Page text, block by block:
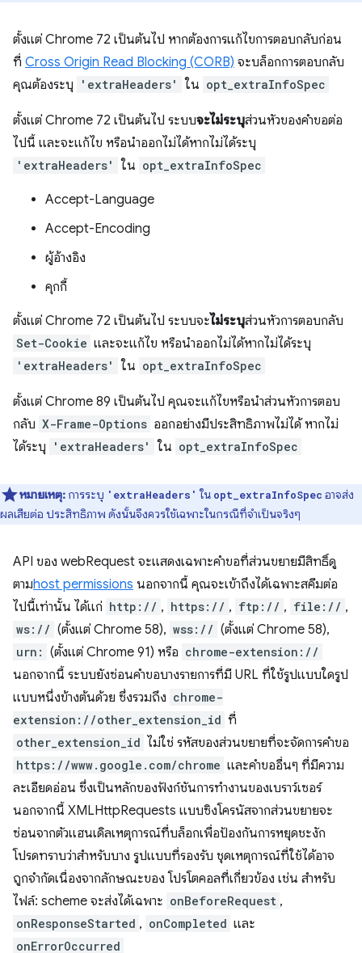
ตั้งแต่ Chrome 72 เป็นต้นไป หากต้องการแก้ไขการตอบกลับก่อน
ที่ Cross Origin Read Blocking (CORB) จะบล็อกการตอบกลับ
คุณต้องระบุ
'extraHeaders' ใน opt_extraInfoSpec
ตั้งแต่ Chrome 72 เป็นต้นไป ระบบจะไม่ระบุส่วนหัวของคำขอต่อ
ไปนี้ และจะแก้ไข หรือนำออกไม่ได้หากไม่ได้ระบุ
'extraHeaders' ใน opt_extraInfoSpec
Accept-Language
Accept-Encoding
ผู้อ้างอิง
คุกกี้
ตั้งแต่ Chrome 72 เป็นต้นไป ระบบจะไม่ระบุส่วนหัวการตอบกลับ
Set-Cookie และจะแก้ไข หรือนำออกไม่ได้หากไม่ได้ระบุ
'extraHeaders' ใน opt_extraInfoSpec
ตั้งแต่ Chrome 89 เป็นต้นไป คุณจะแก้ไขหรือนำส่วนหัวการตอบ
กลับ X-Frame-Options ออกอย่างมีประสิทธิภาพไม่ได้ หากไม่
ได้ระบุ
'extraHeaders' ใน opt_extraInfoSpec
หมายเหตุ: การระบุ 'extraHeaders' ใน opt_extraInfoSpec อาจส่ง
ผลเสียต่อ ประสิทธิภาพ ดังนั้นจึงควรใช้เฉพาะในกรณีที่จำเป็นจริงๆ
API ของ webRequest จะแสดงเฉพาะคำขอที่ส่วนขยายมีสิทธิ์ดู
ตามhost permissions นอกจากนี้ คุณจะเข้าถึงได้เฉพาะสคีมต่อ
ไปนี้เท่านั้น ได้แก่ http:// , https:// , ftp:// , file:// ,
ws:// (ตั้งแต่ Chrome 58), wss:// (ตั้งแต่ Chrome 58),
urn: (ตั้งแต่ Chrome 91) หรือ chrome-extension://
นอกจากนี้ ระบบยังซ่อนคำขอบางรายการที่มี URL ที่ใช้รูปแบบใดรูป
แบบหนึ่งข้างต้นด้วย ซึ่งรวมถึง chrome-
extension://other_extension_id ที่
other_extension_id ไม่ใช่ รหัสของส่วนขยายที่จะจัดการคำขอ
https://www.google.com/chrome และคำขออื่นๆ ที่มีความ
ละเอียดอ่อน ซึ่งเป็นหลักของฟังก์ชันการทำงานของเบราว์เซอร์
นอกจากนี้ XMLHttpRequests แบบซิงโครนัสจากส่วนขยายจะ
ซ่อนจากตัวแฮนเดิลเหตุการณ์ที่บล็อกเพื่อป้องกันการหยุดชะงัก
โปรดทราบว่าสำหรับบาง รูปแบบที่รองรับ ชุดเหตุการณ์ที่ใช้ได้อาจ
ถูกจำกัดเนื่องจากลักษณะของ โปรโตคอลที่เกี่ยวข้อง เช่น สำหรับ
ไฟล์: scheme จะส่งได้เฉพาะ onBeforeRequest ,
onResponseStarted , onCompleted และ
onErrorOccurred